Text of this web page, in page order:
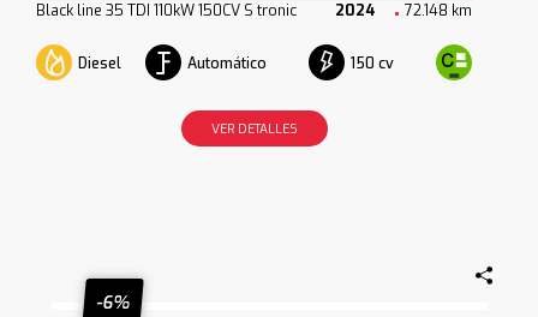
Black line 35 TDI 110kW 150CV S tronic 2024 72.148 km
Diesel Automático 150 cv
VER DETALLES
-6%